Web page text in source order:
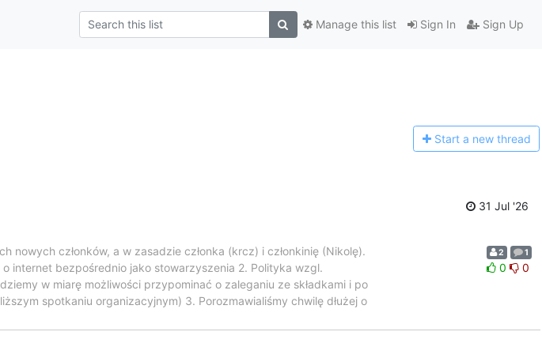
Sign In Sign Up
Manage this list
Start a new thread
31 Jul '26
nowych członków, a w zasadzie członka (krcz) i członkinię (Nikolę).
internet bezpośrednio jako stowarzyszenia 2. Polityka wzgl.
w miarę możliwości przypominać o zaleganiu ze składkami i po
spotkaniu organizacyjnym) 3. Porozmawialiśmy chwilę dłużej o
2 1
0 0